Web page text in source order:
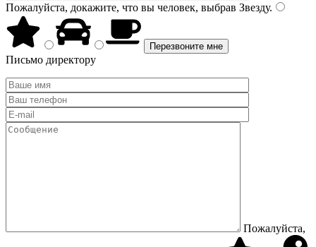
Пожалуйста, докажите, что вы человек, выбрав Звезду.
Письмо директору
Пожалуйста,